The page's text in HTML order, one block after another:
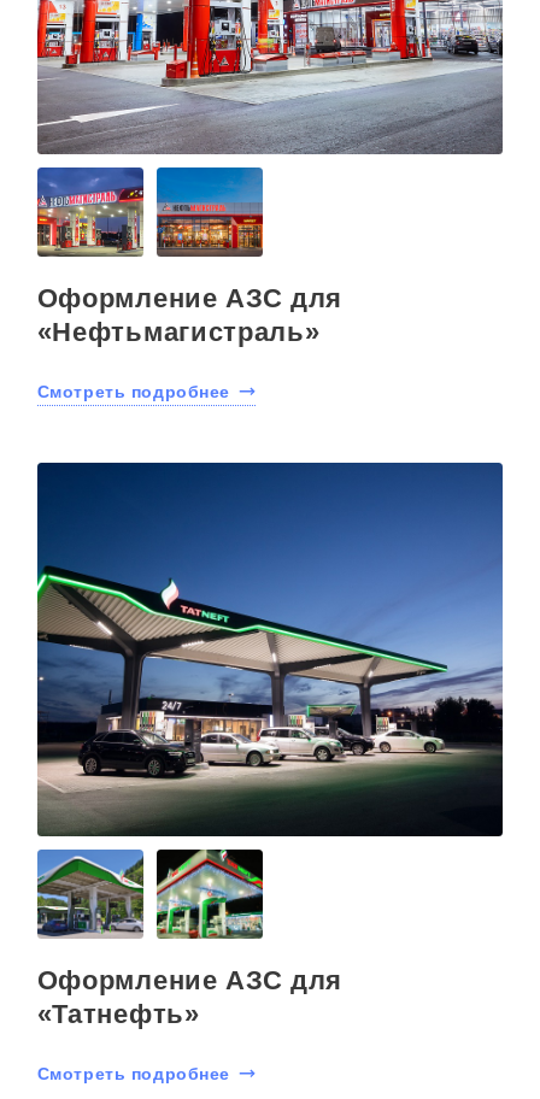
Оформление АЗС для
«Нефтьмагистраль»
Смотреть подробнее
Оформление АЗС для
«Татнефть»
Смотреть подробнее